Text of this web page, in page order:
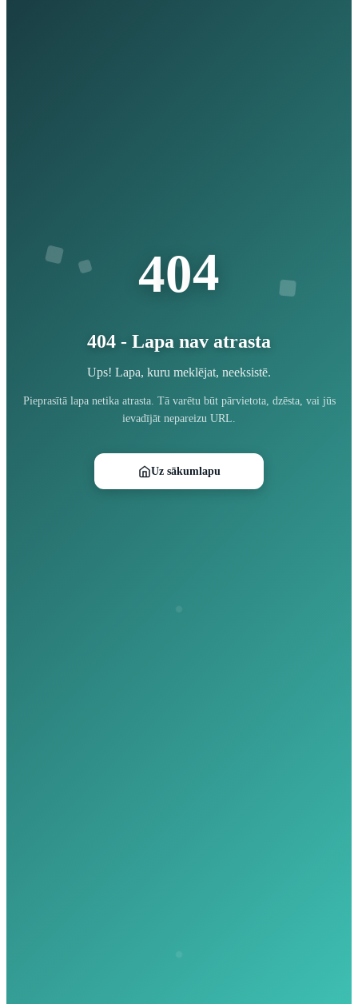
404
404 - Lapa nav atrasta
Ups! Lapa, kuru meklējat, neeksistē.
Pieprasītā lapa netika atrasta. Tā varētu būt pārvietota, dzēsta, vai jūs
ievadījāt nepareizu URL.
Uz sākumlapu